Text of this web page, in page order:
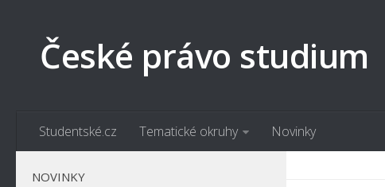
České právo studium
Studentské.cz Tematické okruhy Novinky
NOVINKY